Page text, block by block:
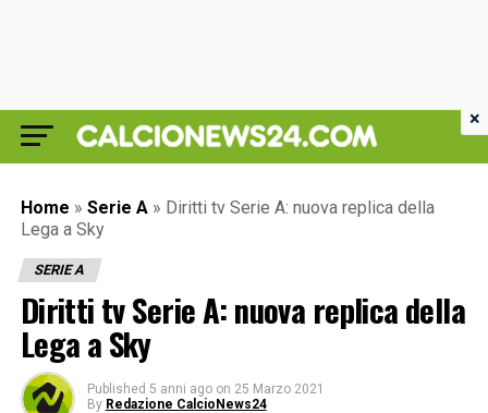
Home » Serie A » Diritti tv Serie A: nuova replica della
Lega a Sky
SERIE A
Diritti tv Serie A: nuova replica della
Lega a Sky
Published 5 anni ago on 25 Marzo 2021
By Redazione CalcioNews24
×